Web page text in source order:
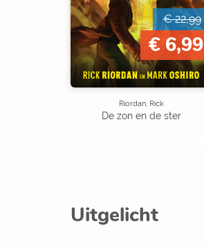
€ 22,99
€ 6,99
Riordan, Rick
De zon en de ster
Uitgelicht